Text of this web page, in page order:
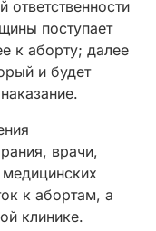
ответственности
поступает
к аборту; далее
и будет
врачи,
к абортам, а
клинике.